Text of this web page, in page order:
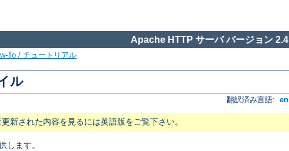
Apache HTTP サーバ バージョン 2.4
To / チュートリアル
ル
翻訳済み言語: en
新された内容を見るには英語版をご覧下さい。
します。